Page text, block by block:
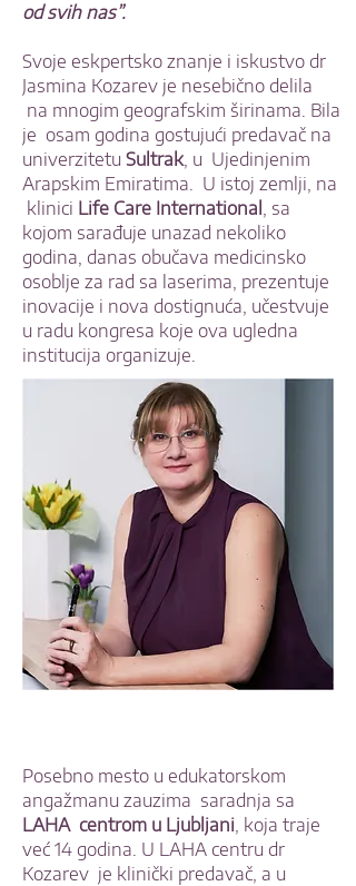
od svih nas”.
Svoje eskpertsko znanje i iskustvo dr
Jasmina Kozarev je nesebično delila
na mnogim geografskim širinama. Bila
je osam godina gostujući predavač na
univerzitetu Sultrak, u Ujedinjenim
Arapskim Emiratima. U istoj zemlji, na
klinici Life Care International , sa
kojom sarađuje unazad nekoliko
godina, danas obučava medicinsko
osoblje za rad sa laserima, prezentuje
inovacije i nova dostignuća, učestvuje
u radu kongresa koje ova ugledna
institucija organizuje.
Posebno mesto u edukatorskom
angažmanu zauzima saradnja sa
LAHA centrom u Ljubljani, koja traje
već 14 godina. U LAHA centru dr
Kozarev je klinički predavač, a u